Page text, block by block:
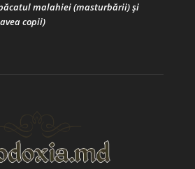
malahiei (masturbării) şi
copii)